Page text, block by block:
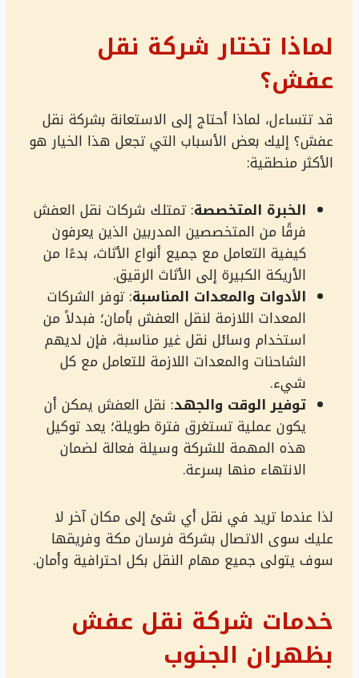
لماذا تختار شركة نقل
عفش؟
قد تتساءل، لماذا أحتاج إلى الاستعانة بشركة نقل
عفش؟ إليك بعض الأسباب التي تجعل هذا الخيار هو
الأكثر منطقية:
الخبرة المتخصصة: تمتلك شركات نقل العفش
فرقًا من المتخصصين المدربين الذين يعرفون
كيفية التعامل مع جميع أنواع الأثاث، بدءًا من
الأريكة الكبيرة إلى الأثاث الرقيق.
الأدوات والمعدات المناسبة: توفر الشركات
المعدات اللازمة لنقل العفش بأمان؛ فبدلاً من
استخدام وسائل نقل غير مناسبة، فإن لديهم
الشاحنات والمعدات اللازمة للتعامل مع كل
شيء.
توفير الوقت والجهد: نقل العفش يمكن أن
يكون عملية تستغرق فترة طويلة؛ يعد توكيل
هذه المهمة للشركة وسيلة فعالة لضمان
الانتهاء منها بسرعة.
لذا عندما تريد في نقل أي شئ إلى مكان آخر لا
عليك سوى الاتصال بشركة فرسان مكة وفريقها
سوف يتولى جميع مهام النقل بكل احترافية وأمان.
خدمات شركة نقل عفش
بظهران الجنوب